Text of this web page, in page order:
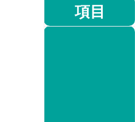
項目